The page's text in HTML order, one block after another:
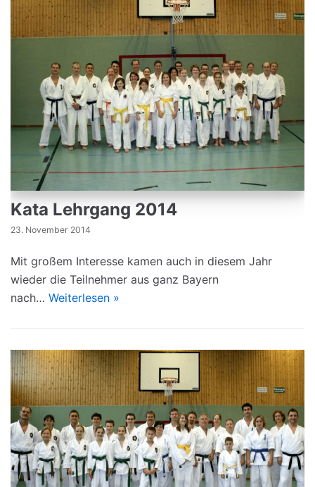
Kata Lehrgang 2014
23. November 2014
Mit großem Interesse kamen auch in diesem Jahr
wieder die Teilnehmer aus ganz Bayern
nach… Weiterlesen »